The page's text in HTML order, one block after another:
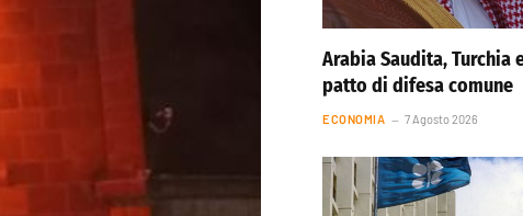
Arabia Saudita, Turchia
patto di difesa comune
ECONOMIA 7 Agosto 2026